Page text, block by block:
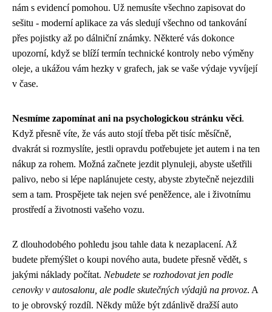
nám s evidencí pomohou. Už nemusíte všechno zapisovat do
sešitu - moderní aplikace za vás sledují všechno od tankování
přes pojistky až po dálniční známky. Některé vás dokonce
upozorní, když se blíží termín technické kontroly nebo výměny
oleje, a ukážou vám hezky v grafech, jak se vaše výdaje vyvíjejí
v čase.
Nesmíme zapomínat ani na psychologickou stránku věci.
Když přesně víte, že vás auto stojí třeba pět tisíc měsíčně,
dvakrát si rozmyslíte, jestli opravdu potřebujete jet autem i na ten
nákup za rohem. Možná začnete jezdit plynuleji, abyste ušetřili
palivo, nebo si lépe naplánujete cesty, abyste zbytečně nejezdili
sem a tam. Prospějete tak nejen své peněžence, ale i životnímu
prostředí a životnosti vašeho vozu.
Z dlouhodobého pohledu jsou tahle data k nezaplacení. Až
budete přemýšlet o koupi nového auta, budete přesně vědět, s
jakými náklady počítat. Nebudete se rozhodovat jen podle
cenovky v autosalonu, ale podle skutečných výdajů na provoz. A
to je obrovský rozdíl. Někdy může být zdánlivě dražší auto